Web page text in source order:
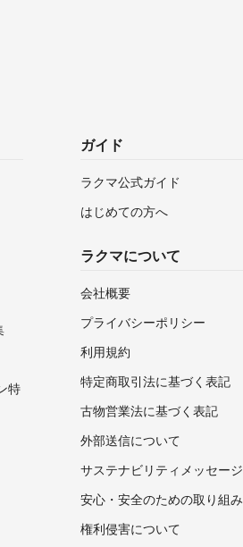
特
ガイド
ラクマ公式ガイド
はじめての方へ
ラクマについて
会社概要
プライバシーポリシー
利用規約
特定商取引法に基づく表記
古物営業法に基づく表記
外部送信について
サステナビリティメッセージ
安心・安全のための取り組み
権利侵害について